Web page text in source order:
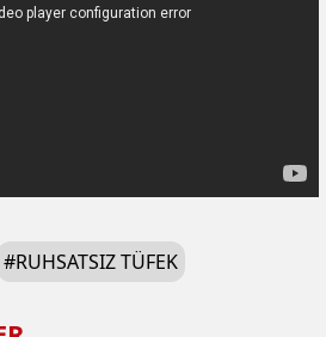
#RUHSATSIZ TÜFEK